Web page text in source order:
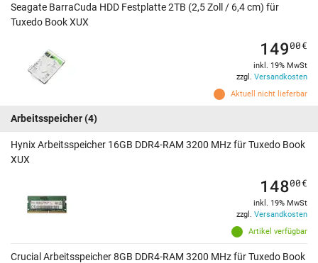
Seagate BarraCuda HDD Festplatte 2TB (2,5 Zoll / 6,4 cm) für
Tuxedo Book XUX
Aktuell nicht lieferbar
14900€
inkl. 19% MwSt
zzgl. Versandkosten
Arbeitsspeicher(4)
Hynix Arbeitsspeicher 16GB DDR4-RAM 3200 MHz für Tuxedo Book
XUX
Artikel verfügbar
14800€
inkl. 19% MwSt
zzgl. Versandkosten
Crucial Arbeitsspeicher 8GB DDR4-RAM 3200 MHz für Tuxedo Book